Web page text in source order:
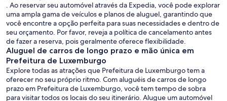
. Ao reservar seu automóvel através da Expedia, você pode explorar
uma ampla gama de veículos e planos de aluguel, garantindo que
você encontre a opção perfeita para suas necessidades e dentro de
seu orçamento. Por favor, reveja a política de cancelamento antes
de fazer a reserva, pois geralmente oferece flexibilidade.
Aluguel de carros de longo prazo e mão única em
Prefeitura de Luxemburgo
Explore todas as atrações que Prefeitura de Luxemburgo tem a
oferecer no seu próprio ritmo. Com aluguéis de carros de longo
prazo em Prefeitura de Luxemburgo, você tem tempo de sobra
para visitar todos os locais do seu itinerário. Alugue um automóvel